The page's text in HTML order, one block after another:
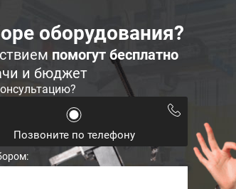
оборудования?
помогут бесплатно
и бюджет
Позвоните по телефону